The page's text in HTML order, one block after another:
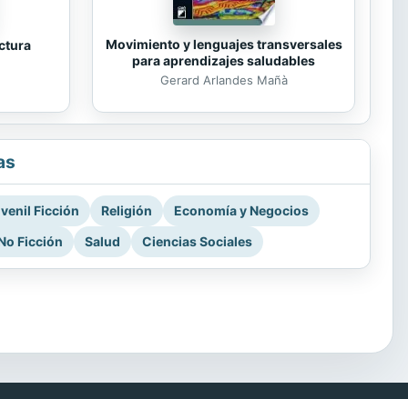
Movimiento y lenguajes transversales
para aprendizajes saludables
Gerard Arlandes Mañà
Ficción Religión
Economía y Negocios
Ficción
Salud Ciencias Sociales